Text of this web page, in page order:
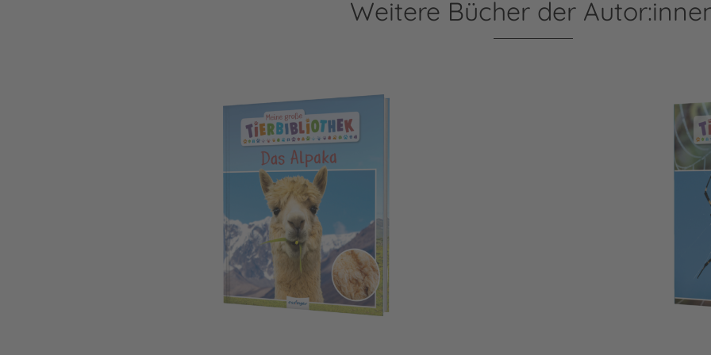
Weitere Bücher der
Meine große Tierbibliothek: Das Alpaka Meine große